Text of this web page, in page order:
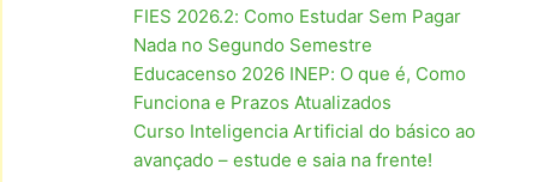
FIES 2026.2: Como Estudar Sem Pagar
Nada no Segundo Semestre
Educacenso 2026 INEP: O que é, Como
Funciona e Prazos Atualizados
Curso Inteligencia Artificial do básico ao
avançado – estude e saia na frente!